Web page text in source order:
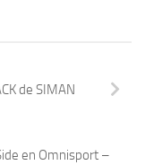
de SIMAN
en Omnisport –